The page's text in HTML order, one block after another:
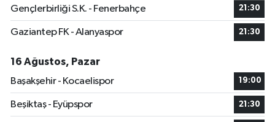
Gençlerbirliği S.K. - Fenerbahçe 21:30
Gaziantep FK - Alanyaspor 21:30
16 Ağustos, Pazar
Başakşehir - Kocaelispor
19:00
Beşiktaş - Eyüpspor 21:30